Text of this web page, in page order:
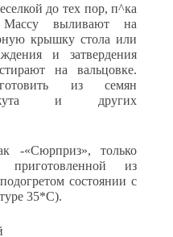
до тех пор, п^ка
Массу выливают на
крыш­ку стола или
и затвердения
на вальцовке.
из семян
и других
-«Сюрприз», только
приготовленной из
состоянии с
35*С).